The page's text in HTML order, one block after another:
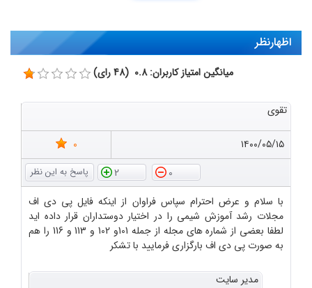
اظهارنظر
میانگین امتیاز کاربران: 0.8 (48 رای)
تقوی
۱۴۰۰/۰۵/۱۵
0
0
2
با سلام و عرض احترام سپاس فراوان از اینکه فایل پی دی اف
مجلات رشد آموزش شیمی را در اختیار دوستداران قرار داده اید
لطفا بعضی از شماره های مجله از جمله 101و 102 و 113 و 116 را هم
به صورت پی دی اف بارگزاری فرمایید با تشکر
مدیر سایت